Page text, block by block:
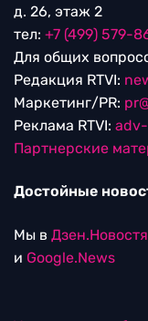
д. 26, этаж 2
тел: +7 (499) 579-
Для общих
Редакция RTVI:
Маркетинг/PR:
Реклама RTVI:
Партнерские
Достойные
Мы в
и Google.News